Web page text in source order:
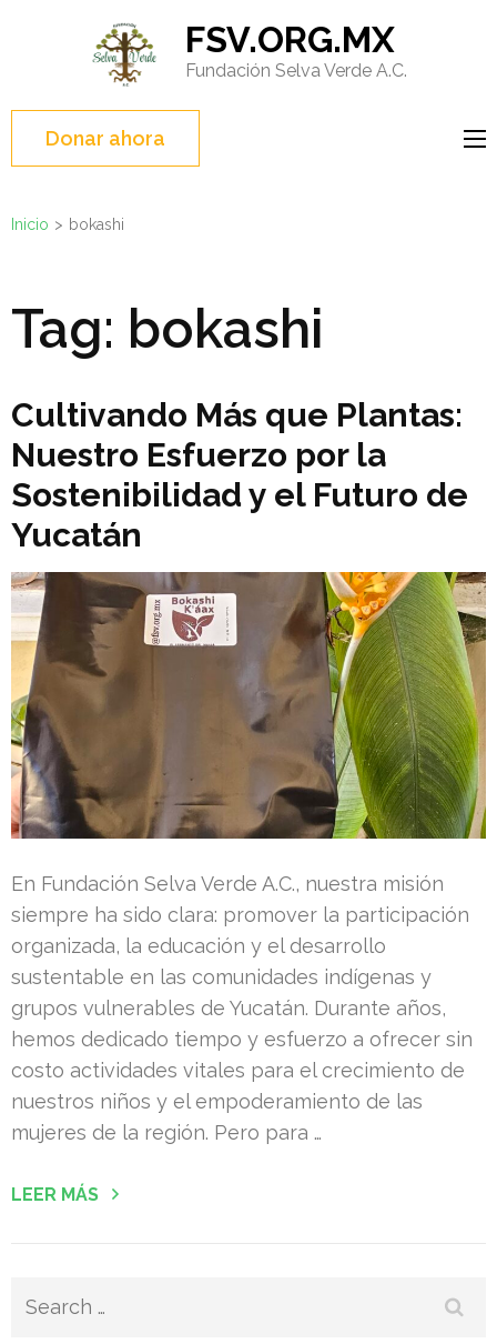
(presione
Entrar)
FSV.ORG.MX
Fundación Selva Verde A.C.
Donar ahora
Inicio > bokashi
Tag: bokashi
Cultivando Más que Plantas:
Nuestro Esfuerzo por la
Sostenibilidad y el Futuro de
Yucatán
En Fundación Selva Verde A.C., nuestra misión
siempre ha sido clara: promover la participación
organizada, la educación y el desarrollo
sustentable en las comunidades indígenas y
grupos vulnerables de Yucatán. Durante años,
hemos dedicado tiempo y esfuerzo a ofrecer sin
costo actividades vitales para el crecimiento de
nuestros niños y el empoderamiento de las
mujeres de la región. Pero para …
LEER MÁS
Search